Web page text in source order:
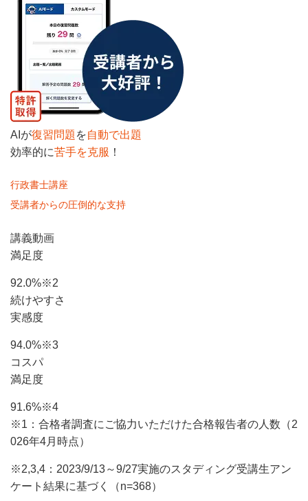
AIが復習問題 を自動で出題
効率的に苦手を克服 ！
行政書士講座
受講者からの圧倒的な支持
講義動画
満足度
92.0%※2
続けやすさ
実感度
94.0%※3
コスパ
満足度
91.6%※4
※1：合格者調査にご協力いただけた合格報告者の人数（2
026年4月時点）
※2,3,4：2023/9/13～9/27実施のスタディング受講生アン
ケート結果に基づく（n=368）